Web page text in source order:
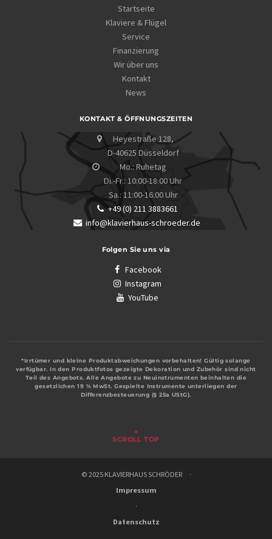
Startseite
Klaviere & Flügel
Service
Finanzierung
Wir über uns
Kontakt
News
KONTAKT & ÖFFNUNGSZEITEN
Heyestraße 128,
D-40625 Düsseldorf
Mo.: Ruhetag
Di.-Fr.: 10:00-18:00 Uhr
Sa.: 11:00-16:00 Uhr
+49 (0) 211 3883661
info@klavierhaus-schroeder.de
Folgen Sie uns via
Facebook
Instagram
YouTube
*Irrtümer und kleine Produktabweichungen vorbehalten! Gültig solange
verfügbar. In den Produktfotos gezeigte Dekoration und Zubehör sind nicht
Teil des Angebots. Alle Angebote zu Neuinstrumenten beinhalten die
gesetzlichen 19 % MwSt. Gespielte Instrumente unterliegen der
Differenzbesteuerung (§ 25a UStG).
SCROLL TOP
© 2025 KLAVIERHAUS SCHRÖDER ·
Impressum
·
Datenschutz